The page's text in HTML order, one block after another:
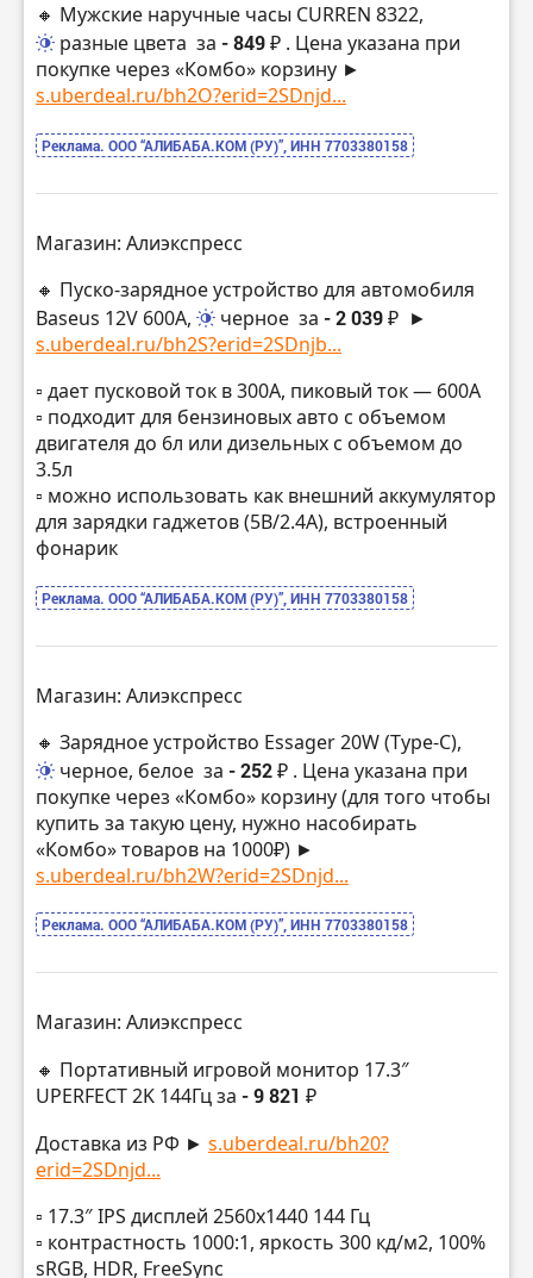
🔸 Мужские наручные часы CURREN 8322,
разные цвета за - 849 ₽ . Цена указана при
покупке через «Комбо» корзину ►
s.uberdeal.ru/bh2O?erid=2SDnjd...
Реклама. ООО “АЛИБАБА.КОМ (РУ)”, ИНН 7703380158
Магазин: Алиэкспресс
🔸 Пуско-зарядное устройство для автомобиля
Baseus 12V 600A,
черное за - 2 039 ₽ ►
s.uberdeal.ru/bh2S?erid=2SDnjb...
▫️ дает пусковой ток в 300A, пиковый ток — 600А
▫️ подходит для бензиновых авто с объемом
двигателя до 6л или дизельных с объемом до
3.5л
▫️ можно использовать как внешний аккумулятор
для зарядки гаджетов (5В/2.4А), встроенный
фонарик
Реклама. ООО “АЛИБАБА.КОМ (РУ)”, ИНН 7703380158
Магазин: Алиэкспресс
🔸 Зарядное устройство Essager 20W (Type-C),
черное, белое за - 252 ₽ . Цена указана при
покупке через «Комбо» корзину (для того чтобы
купить за такую цену, нужно насобирать
«Комбо» товаров на 1000₽) ►
s.uberdeal.ru/bh2W?erid=2SDnjd...
Реклама. ООО “АЛИБАБА.КОМ (РУ)”, ИНН 7703380158
Магазин: Алиэкспресс
🔸 Портативный игровой монитор 17.3″
UPERFECT 2K 144Гц за - 9 821 ₽
Доставка из РФ ► s.uberdeal.ru/bh20?
erid=2SDnjd...
▫️ 17.3″ IPS дисплей 2560х1440 144 Гц
▫️ контрастность 1000:1, яркость 300 кд/м2, 100%
sRGB, HDR, FreeSync